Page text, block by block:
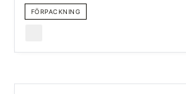
FÖRPACKNING